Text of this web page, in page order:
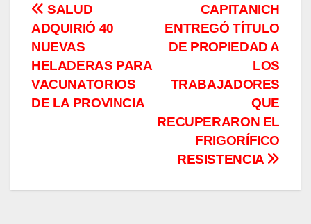
Navegación
de
entradas
CAPITANICH
ENTREGÓ TÍTULO
DE PROPIEDAD A
LOS
TRABAJADORES
QUE
RECUPERARON EL
FRIGORÍFICO
RESISTENCIA
SALUD
ADQUIRIÓ 40
NUEVAS
HELADERAS PARA
VACUNATORIOS
DE LA PROVINCIA